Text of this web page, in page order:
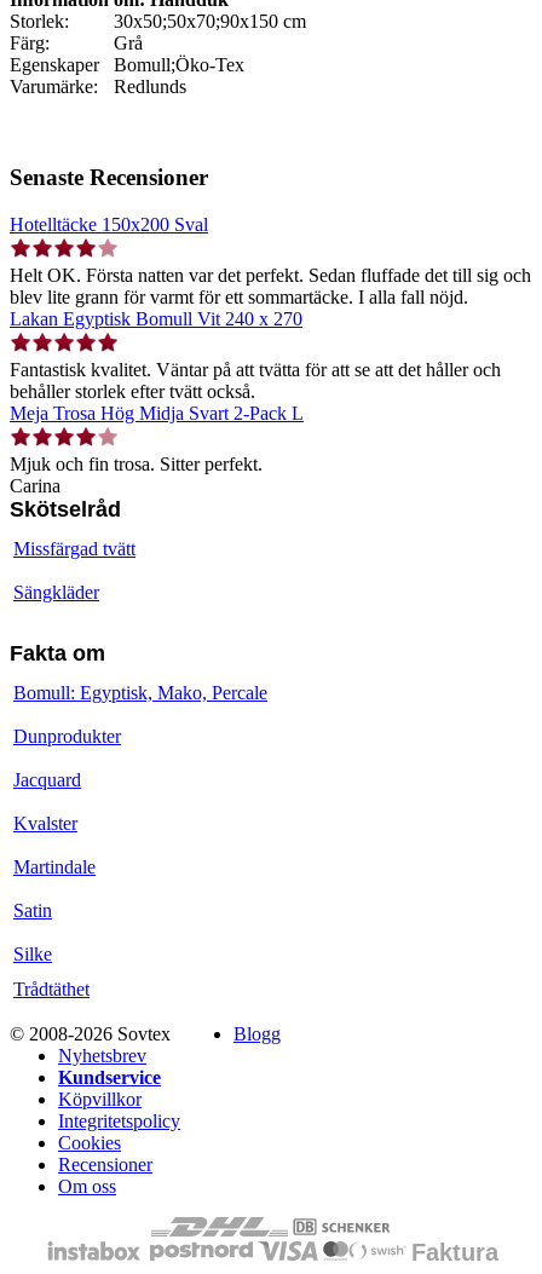
Storlek:
30x50;50x70;90x150 cm
Färg:
Grå
Egenskaper
Bomull;Öko-Tex
Varumärke:
Redlunds
Senaste Recensioner
Hotelltäcke 150x200 Sval
Helt OK. Första natten var det perfekt. Sedan fluffade det till sig och
blev lite grann för varmt för ett sommartäcke. I alla fall nöjd.
Lakan Egyptisk Bomull Vit 240 x 270
Fantastisk kvalitet. Väntar på att tvätta för att se att det håller och
behåller storlek efter tvätt också.
Meja Trosa Hög Midja Svart 2-Pack L
Mjuk och fin trosa. Sitter perfekt.
Carina
Skötselråd
Missfärgad tvätt
Sängkläder
Fakta om
Bomull: Egyptisk, Mako, Percale
Dunprodukter
Jacquard
Kvalster
Martindale
Satin
Silke
Trådtäthet
© 2008-2026 Sovtex
Blogg
Nyhetsbrev
Kundservice
Köpvillkor
Integritetspolicy
Cookies
Recensioner
Om oss